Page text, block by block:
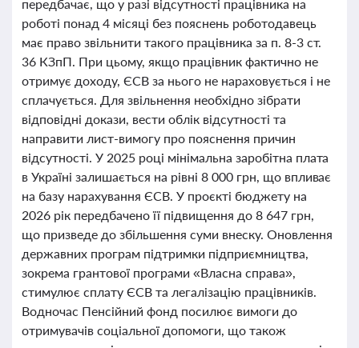
передбачає, що у разі відсутності працівника на
роботі понад 4 місяці без пояснень роботодавець
має право звільнити такого працівника за п. 8-3 ст.
36 КЗпП. При цьому, якщо працівник фактично не
отримує доходу, ЄСВ за нього не нараховується і не
сплачується. Для звільнення необхідно зібрати
відповідні докази, вести облік відсутності та
направити лист-вимогу про пояснення причин
відсутності. У 2025 році мінімальна заробітна плата
в Україні залишається на рівні 8 000 грн, що впливає
на базу нарахування ЄСВ. У проєкті бюджету на
2026 рік передбачено її підвищення до 8 647 грн,
що призведе до збільшення суми внеску. Оновлення
державних програм підтримки підприємництва,
зокрема грантової програми «Власна справа»,
стимулює сплату ЄСВ та легалізацію працівників.
Водночас Пенсійний фонд посилює вимоги до
отримувачів соціальної допомоги, що також